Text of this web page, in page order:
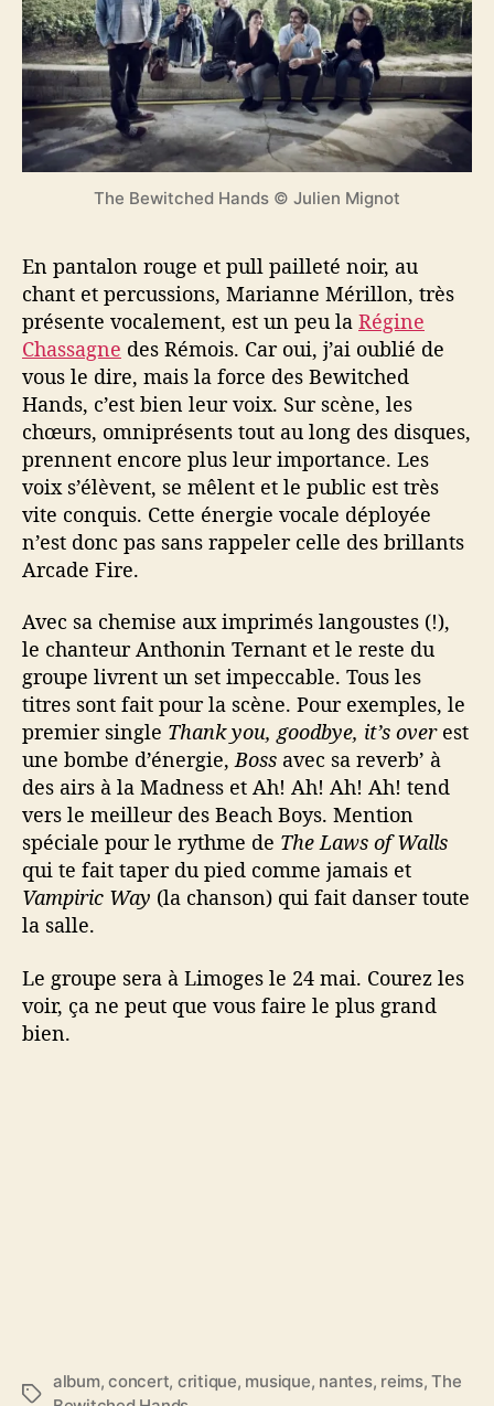
The Bewitched Hands © Julien Mignot
En pantalon rouge et pull pailleté noir, au
chant et percussions, Marianne Mérillon, très
présente vocalement, est un peu la Régine
Chassagne des Rémois. Car oui, j’ai oublié de
vous le dire, mais la force des Bewitched
Hands, c’est bien leur voix. Sur scène, les
chœurs, omniprésents tout au long des disques,
prennent encore plus leur importance. Les
voix s’élèvent, se mêlent et le public est très
vite conquis. Cette énergie vocale déployée
n’est donc pas sans rappeler celle des brillants
Arcade Fire.
Avec sa chemise aux imprimés langoustes (!),
le chanteur Anthonin Ternant et le reste du
groupe livrent un set impeccable. Tous les
titres sont fait pour la scène. Pour exemples, le
premier single Thank you, goodbye, it’s overest
une bombe d’énergie,Boss avec sa reverb’ à
des airs à la Madness et Ah! Ah! Ah! Ah! tend
vers le meilleur des Beach Boys. Mention
spéciale pour le rythme de The Laws of Walls
qui te fait taper du pied comme jamais et
Vampiric Way (la chanson) qui fait danser toute
la salle.
Le groupe sera à Limoges le 24 mai. Courez les
voir, ça ne peut que vous faire le plus grand
bien.
É
album,concert, critique, musique, nantes, reims,The